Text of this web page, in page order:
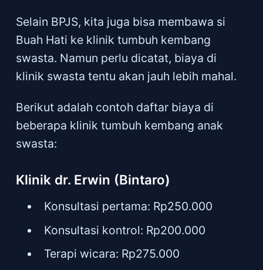
Selain BPJS, kita juga bisa membawa si
Buah Hati ke klinik tumbuh kembang
swasta. Namun perlu dicatat, biaya di
klinik swasta tentu akan jauh lebih mahal.
Berikut adalah contoh daftar biaya di
beberapa klinik tumbuh kembang anak
swasta:
Klinik dr. Erwin (Bintaro)
Konsultasi pertama: Rp250.000
Konsultasi kontrol: Rp200.000
Terapi wicara: Rp275.000